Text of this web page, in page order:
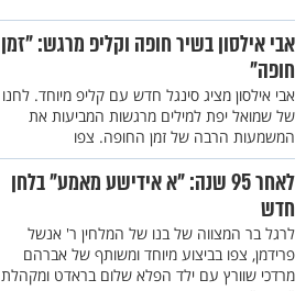
אבי אילסון בשיר חופה וקליפ מרגש: "זמן
חופה"
אבי אילסון מציג סינגל חדש עם קליפ מיוחד. לחנו
של שמואל יפת למילים מרגשות המביעות את
המשמעות הרבה של זמן החופה. צפו
לאחר 95 שנה: "א אידישע מאמע" בלחן
חדש
לרגל בר המצווה של בנו של המלחין ר' אנשל
פרידמן, צפו בביצוע מיוחד ומשותף של אברהם
מרדכי שוורץ עם ילד הפלא שלום בראדט ומקהלת